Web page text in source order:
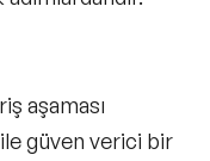
aşaması
güven verici bir